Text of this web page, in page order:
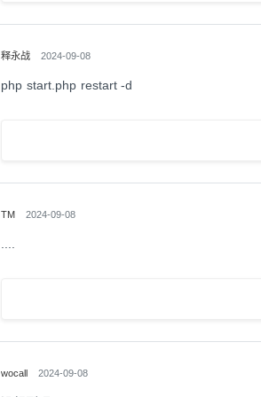
释永战 2024-09-08
php start.php restart -d
TM 2024-09-08
wocall 2024-09-08